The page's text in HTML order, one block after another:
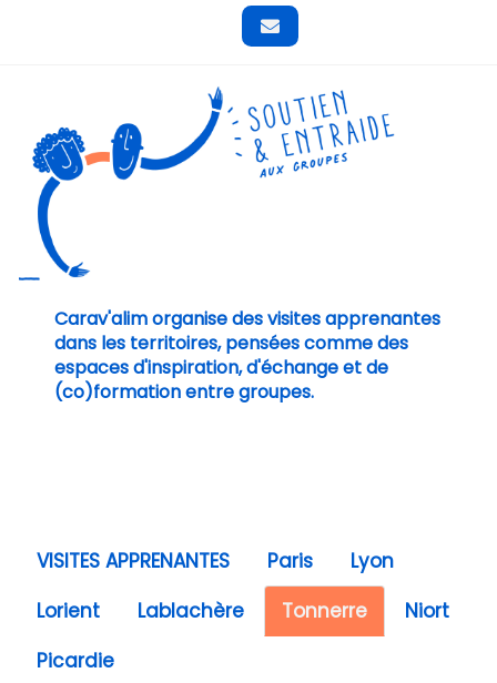
Carav'alim organise des visites apprenantes
dans les territoires, pensées comme des
espaces d'inspiration, d'échange et de
(co)formation entre groupes.
VISITES APPRENANTES Paris
Lyon
Lorient
Lablachère Tonnerre
Niort
Picardie